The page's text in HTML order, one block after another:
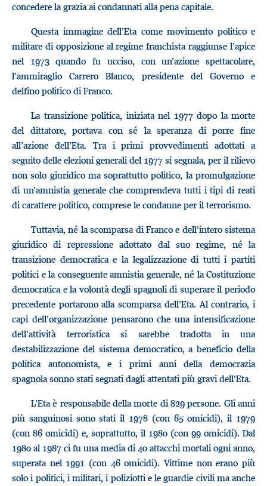
concedere la grazia ai condannati alla pena capitale.
Questa immagine dell’Eta come movimento politico e
militare di opposizione al regime franchista raggiunse l’apice
nel 1973 quando fu ucciso, con un’azione spettacolare,
l’ammiraglio Carrero Blanco, presidente del Governo e
delfino politico di Franco.
La transizione politica, iniziata nel 1977 dopo la morte
del dittatore, portava con sé la speranza di porre fine
all’azione dell’Eta. Tra i primi provvedimenti adottati a
seguito delle elezioni generali del 1977 si segnala, per il rilievo
non solo giuridico ma soprattutto politico, la promulgazione
di un’amnistia generale che comprendeva tutti i tipi di reati
di carattere politico, comprese le condanne per il terrorismo.
Tuttavia, né la scomparsa di Franco e dell’intero sistema
giuridico di repressione adottato dal suo regime, né la
transizione democratica e la legalizzazione di tutti i partiti
politici e la conseguente amnistia generale, né la Costituzione
democratica e la volontà degli spagnoli di superare il periodo
precedente portarono alla scomparsa dell’Eta. Al contrario, i
capi dell’organizzazione pensarono che una intensificazione
dell’attività terroristica si sarebbe tradotta in una
destabilizzazione del sistema democratico, a beneficio della
politica autonomista, e i primi anni della democrazia
spagnola sonno stati segnati dagli attentati più gravi dell’Eta.
L’Eta è responsabile della morte di 829 persone. Gli anni
più sanguinosi sono stati il 1978 (con 65 omicidi), il 1979
(con 86 omicidi) e, soprattutto, il 1980 (con 99 omicidi). Dal
1980 al 1987 ci fu una media di 40 attacchi mortali ogni anno,
superata nel 1991 (con 46 omicidi). Vittime non erano più
solo i politici, i militari, i poliziotti e le guardie civili ma anche